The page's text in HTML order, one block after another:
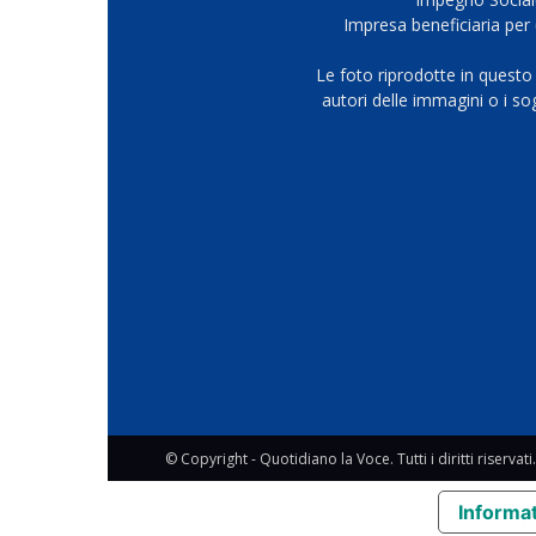
Impresa beneficiaria
Le foto riprodotte in
autori delle immagini o i
© Copyright - Quotidiano la Voce. Tutti i diritti riservati.